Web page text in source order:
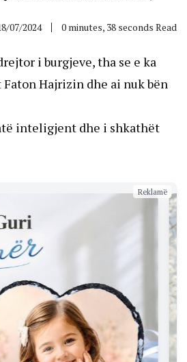
07/2024 0 minutes, 38 seconds Read
i burgjeve, tha se e ka
Hajrizin dhe ai nuk bën
inteligjent dhe i shkathët
Reklamë